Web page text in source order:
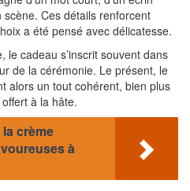
scène. Ces détails renforcent
a été pensé avec délicatesse.
le cadeau s’inscrit souvent dans
de la cérémonie. Le présent, le
alors un tout cohérent, bien plus
à la hâte.
crème
à